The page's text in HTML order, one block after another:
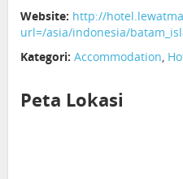
Website: http://
url=/asia/indonesia/
Kategori: Accommodation,
Peta Lokasi